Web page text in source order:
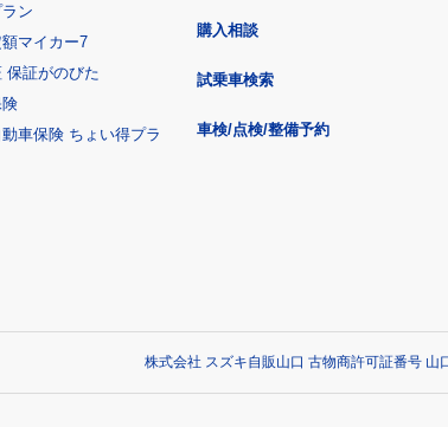
ン
マイカー7
保証がのびた
車保険 ちょい得プラ
購入相談
試乗車検索
車検/点検/整備予約
株式会社 スズキ自販山口 古物商許可証番号